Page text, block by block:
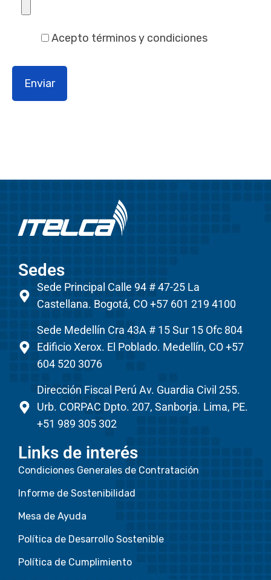
Acepto términos y condiciones
Sedes
Sede Principal Calle 94 # 47-25 La
Castellana. Bogotá, CO +57 601 219 4100
Sede Medellín Cra 43A # 15 Sur 15 Ofc 804
Edificio Xerox. El Poblado. Medellín, CO +57
604 520 3076
Dirección Fiscal Perú Av. Guardia Civil 255.
Urb. CORPAC Dpto. 207, Sanborja. Lima, PE.
+51 989 305 302
Links de interés
Condiciones Generales de Contratación
Informe de Sostenibilidad
Mesa de Ayuda
Política de Desarrollo Sostenible
Política de Cumplimiento